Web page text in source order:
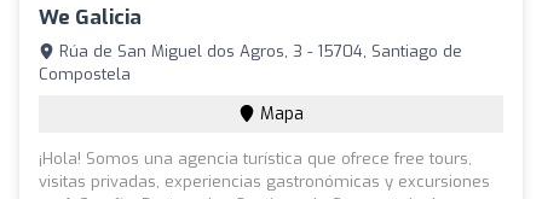
We Galicia
Rúa de San Miguel dos Agros, 3 - 15704, Santiago de
Compostela
Mapa
¡Hola! Somos una agencia turística que ofrece free tours,
visitas privadas, experiencias gastronómicas y excursiones